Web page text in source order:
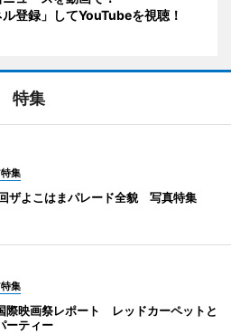
ル登録」してYouTubeを視聴！
特集
集
ザよこはまパレード全貌 写真特集
集
際映画祭レポート レッドカーペットと
ーティー